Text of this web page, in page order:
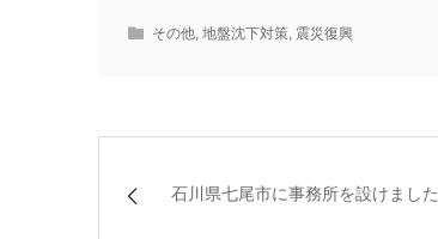
その他, 地盤沈下対策, 震災復興
石川県七尾市に事務所を設けました